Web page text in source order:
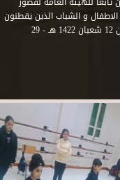
و الشباب الذين يقطنون
هذه المنطقة من مدينة الاسكندرية . و في عام 2001 و بالتحديد في الاثنين 12 شعبان 1422 هـ - 29